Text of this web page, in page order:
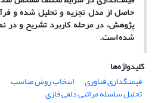
حاصل از مدل تجزیه و تحلیل شده و
پژوهش، در مرحله کاربرد تشریح و در
شده است.
کلیدواژه‌ها
قیمتگذاری فناوری
انتخاب روش مناسب
تحلیل سلسله مراتبی دلفی فازی